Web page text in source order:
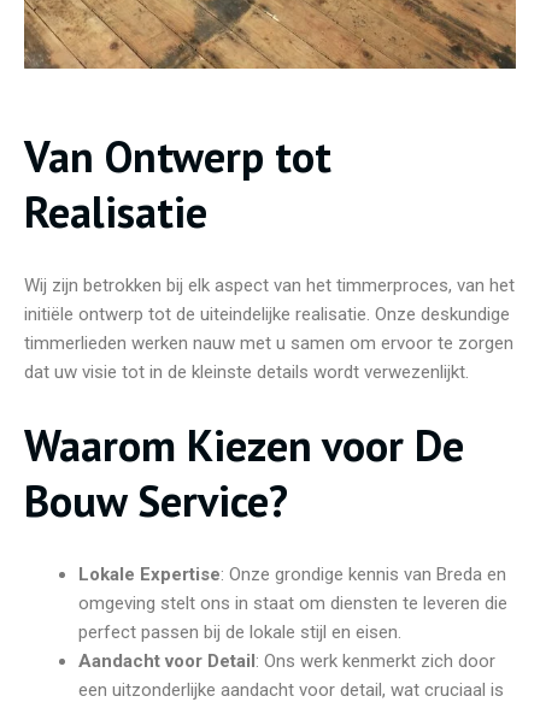
Van Ontwerp tot
Realisatie
Wij zijn betrokken bij elk aspect van het timmerproces, van het
initiële ontwerp tot de uiteindelijke realisatie. Onze deskundige
timmerlieden werken nauw met u samen om ervoor te zorgen
dat uw visie tot in de kleinste details wordt verwezenlijkt.
Waarom Kiezen voor De
Bouw Service?
Lokale Expertise: Onze grondige kennis van Breda en
omgeving stelt ons in staat om diensten te leveren die
perfect passen bij de lokale stijl en eisen.
Aandacht voor Detail: Ons werk kenmerkt zich door
een uitzonderlijke aandacht voor detail, wat cruciaal is